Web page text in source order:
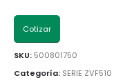
Cotizar
SKU: 500801750
Categoría: SERIE ZVF510